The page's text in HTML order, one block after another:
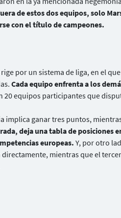
de estos dos equipos, solo
con el título de campeones.
por un sistema de liga, en el
Cada equipo enfrenta a los
20 equipos participantes que
implica ganar tres puntos,
deja una tabla de posiciones
europeas. Y, por otro
directamente, mientras que el